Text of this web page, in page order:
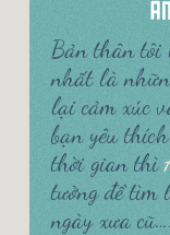
Bản thân tôi
nhất là
lại cảm xúc
bạn yêu
thời gian thì
tưởng để tìm
ngày xưa cũ….